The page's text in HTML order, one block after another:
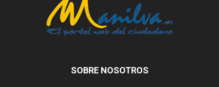
SOBRE NOSOTROS